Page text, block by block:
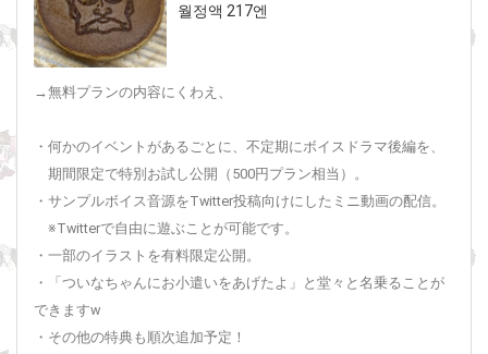
월정액 217엔
→無料プランの内容にくわえ、
・何かのイベントがあるごとに、不定期にボイスドラマ後編を、
期間限定で特別お試し公開（500円プラン相当）。
・サンプルボイス音源をTwitter投稿向けにしたミニ動画の配信。
※Twitterで自由に遊ぶことが可能です。
・一部のイラストを有料限定公開。
・「ついなちゃんにお小遣いをあげたよ」と堂々と名乗ることが
できますw
・その他の特典も順次追加予定！